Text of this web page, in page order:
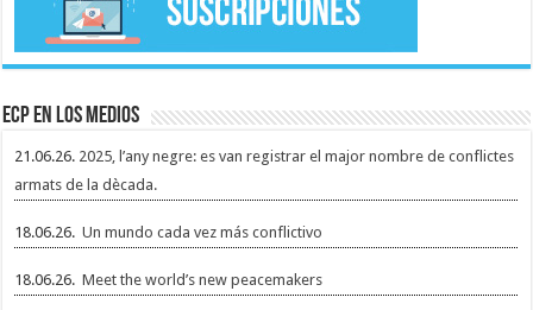
ECP en los medios
21.06.26. 2025, l’any negre: es van registrar el major nombre de conflictes
armats de la dècada.
18.06.26.Un mundo cada vez más conflictivo
18.06.26.Meet the world’s new peacemakers